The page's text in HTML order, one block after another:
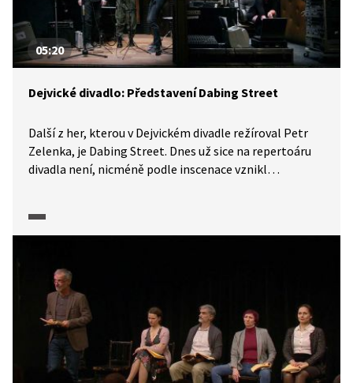
05:20
Dejvické divadlo: Představení Dabing Street
Další z her, kterou v Dejvickém divadle režíroval Petr
Zelenka, je Dabing Street. Dnes už sice na repertoáru
divadla není, nicméně podle inscenace vznikl
na divadelní zkoušky plné improvizací a podíváme se